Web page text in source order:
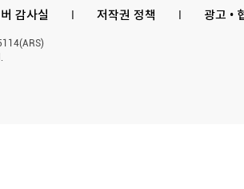
감사실 l 저작권 정책 l 광고 •